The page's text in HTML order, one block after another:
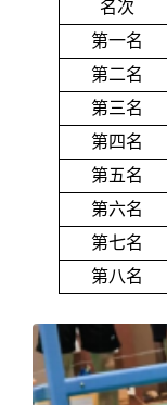
名次
第一名
第二名
第三名
第四名
第五名
第六名
第七名
第八名